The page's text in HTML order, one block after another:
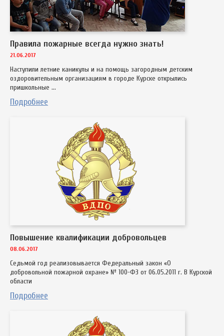
Правила пожарные всегда нужно знать!
21.06.2017
Наступили летние каникулы и на помощь загородным детским
оздоровительным организациям в городе Курске открылись
пришкольные ...
Подробнее
Повышение квалификации добровольцев
08.06.2017
Седьмой год реализовывается Федеральный закон «О
добровольной пожарной охране» № 100-ФЗ от 06.05.2011 г. В Курской
области
Подробнее